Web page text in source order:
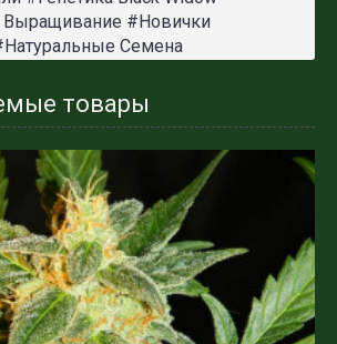
#Новички
Семена
товары